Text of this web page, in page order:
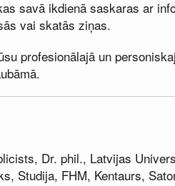
savā ikdienā saskaras ar
vai skatās ziņas.
profesionālajā un
Dr. phil., Latvijas
Studija, FHM, Kentaurs,